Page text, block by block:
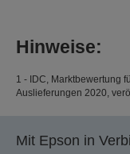
Hinweise:
1 - IDC, Marktbewertung
Auslieferungen 2020,
Mit Epson in